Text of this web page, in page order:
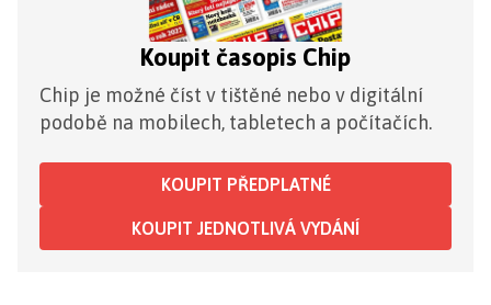
Koupit časopis Chip
Chip je možné číst v tištěné nebo v digitální
podobě na mobilech, tabletech a počítačích.
KOUPIT PŘEDPLATNÉ
KOUPIT JEDNOTLIVÁ VYDÁNÍ